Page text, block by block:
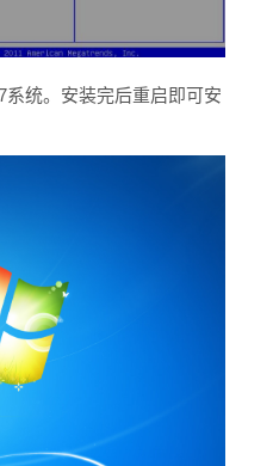
统。安装完后重启即可安